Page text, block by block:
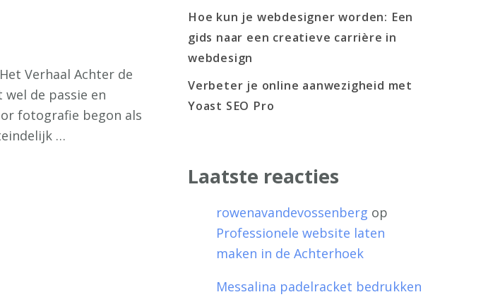
Verhaal Achter de
de passie en
fotografie begon als
…
Hoe kun je webdesigner worden: Een
gids naar een creatieve carrière in
webdesign
Verbeter je online aanwezigheid met
Yoast SEO Pro
Laatste reacties
rowenavandevossenberg op
Professionele website laten
maken in de Achterhoek
Messalina padelracket bedrukken